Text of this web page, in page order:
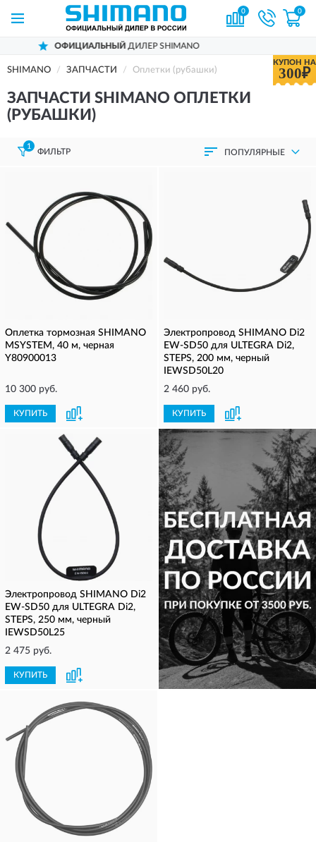
0 0
ДИЛЕР SHIMANO
КУПОН НА
300₽
SHIMANO ЗАПЧАСТИ Оплетки (рубашки)
ЗАПЧАСТИ SHIMANO ОПЛЕТКИ
(РУБАШКИ)
1
ФИЛЬТР ПОПУЛЯРНЫЕ
Оплетка тормозная SHIMANO
MSYSTEM, 40 м, черная
Y80900013
10 300 руб.
КУПИТЬ
Электропровод SHIMANO Di2
EW-SD50 для ULTEGRA Di2,
STEPS, 200 мм, черный
IEWSD50L20
2 460 руб.
КУПИТЬ
Электропровод SHIMANO Di2
EW-SD50 для ULTEGRA Di2,
STEPS, 250 мм, черный
IEWSD50L25
2 475 руб.
КУПИТЬ КУПИТЬ